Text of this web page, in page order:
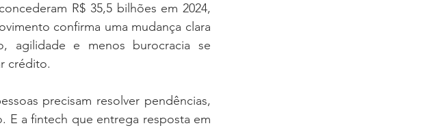
R$ 35,5 bilhões em 2024,
confirma uma mudança clara
agilidade e menos burocracia se
crédito.
precisam resolver pendências,
E a fintech que entrega resposta em